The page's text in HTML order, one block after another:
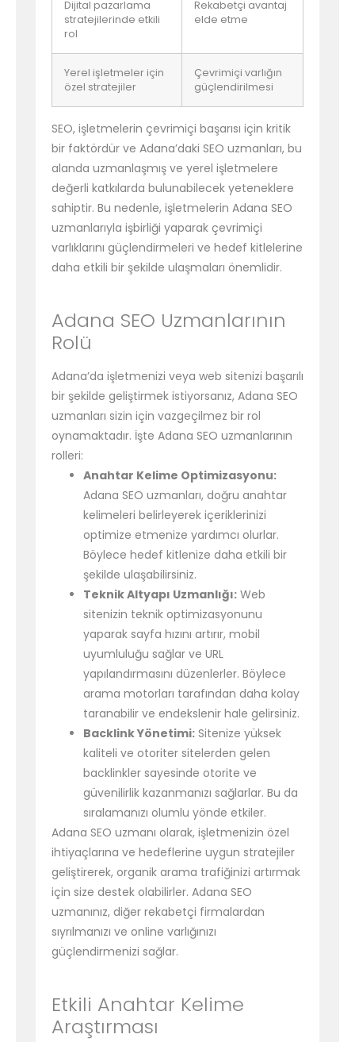
Dijital pazarlama
stratejilerinde etkili
rol
Rekabetçi avantaj
elde etme
Yerel işletmeler için
özel stratejiler
Çevrimiçi varlığın
güçlendirilmesi
SEO, işletmelerin çevrimiçi başarısı için kritik
bir faktördür ve Adana’daki SEO uzmanları, bu
alanda uzmanlaşmış ve yerel işletmelere
değerli katkılarda bulunabilecek yeteneklere
sahiptir. Bu nedenle, işletmelerin Adana SEO
uzmanlarıyla işbirliği yaparak çevrimiçi
varlıklarını güçlendirmeleri ve hedef kitlelerine
daha etkili bir şekilde ulaşmaları önemlidir.
Adana SEO Uzmanlarının
Rolü
Adana’da işletmenizi veya web sitenizi başarılı
bir şekilde geliştirmek istiyorsanız, Adana SEO
uzmanları sizin için vazgeçilmez bir rol
oynamaktadır. İşte Adana SEO uzmanlarının
rolleri:
Anahtar Kelime Optimizasyonu:
Adana SEO uzmanları, doğru anahtar
kelimeleri belirleyerek içeriklerinizi
optimize etmenize yardımcı olurlar.
Böylece hedef kitlenize daha etkili bir
şekilde ulaşabilirsiniz.
Teknik Altyapı Uzmanlığı: Web
sitenizin teknik optimizasyonunu
yaparak sayfa hızını artırır, mobil
uyumluluğu sağlar ve URL
yapılandırmasını düzenlerler. Böylece
arama motorları tarafından daha kolay
taranabilir ve endekslenir hale gelirsiniz.
Backlink Yönetimi: Sitenize yüksek
kaliteli ve otoriter sitelerden gelen
backlinkler sayesinde otorite ve
güvenilirlik kazanmanızı sağlarlar. Bu da
sıralamanızı olumlu yönde etkiler.
Adana SEO uzmanı olarak, işletmenizin özel
ihtiyaçlarına ve hedeflerine uygun stratejiler
geliştirerek, organik arama trafiğinizi artırmak
için size destek olabilirler. Adana SEO
uzmanınız, diğer rekabetçi firmalardan
sıyrılmanızı ve online varlığınızı
güçlendirmenizi sağlar.
Etkili Anahtar Kelime
Araştırması